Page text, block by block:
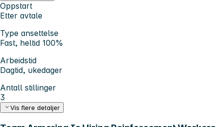
Oppstart
Etter avtale
Type ansettelse
Fast, heltid 100%
Arbeidstid
Dagtid, ukedager
Antall stillinger
3
Vis flere detaljer